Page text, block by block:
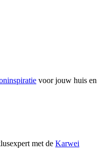
voor jouw huis en
met de Karwei